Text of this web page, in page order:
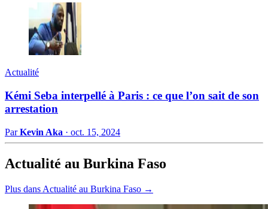
Actualité
Kémi Seba interpellé à Paris : ce que l’on sait de son
arrestation
ParKevin Aka · oct. 15, 2024
Actualité au Burkina Faso
Plus dans Actualité au Burkina Faso →